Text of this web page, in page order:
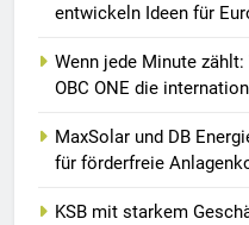
entwickeln Ideen für
Wenn jede Minute
OBC ONE die
MaxSolar und DB
für förderfreie
KSB mit starkem